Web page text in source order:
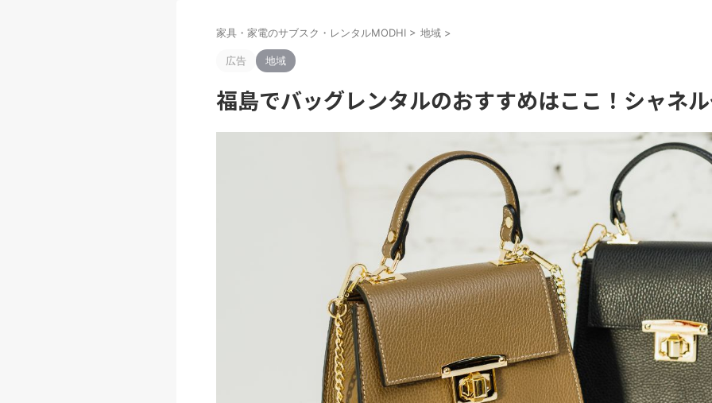
家具・家電のサブスク・レンタルMODHI > 地域 >
広告 地域
福島でバッグレンタルのおすすめはここ！シャネ